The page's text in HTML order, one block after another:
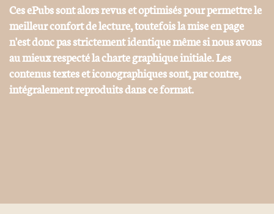
Ces ePubs sont alors revus et optimisés pour permettre le
meilleur confort de lecture, toutefois la mise en page
n'est donc pas strictement identique même si nous avons
au mieux respecté la charte graphique initiale. Les
contenus textes et iconographiques sont, par contre,
intégralement reproduits dans ce format.